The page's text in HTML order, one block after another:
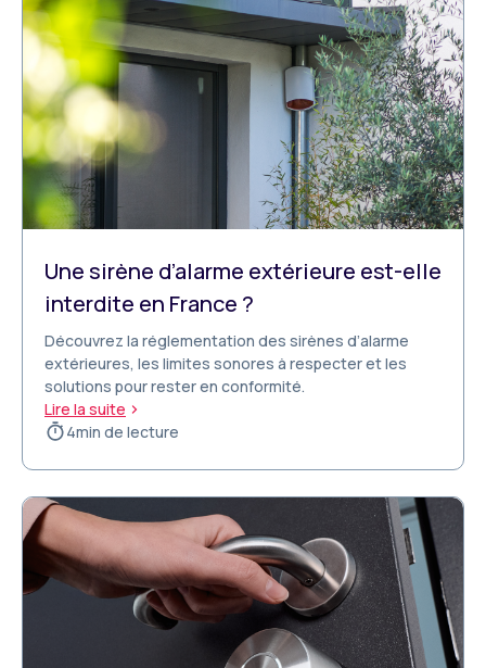
Une sirène d’alarme extérieure est-elle
interdite en France ?
Découvrez la réglementation des sirènes d’alarme
extérieures, les limites sonores à respecter et les
solutions pour rester en conformité.
Lire la suite
4min de lecture